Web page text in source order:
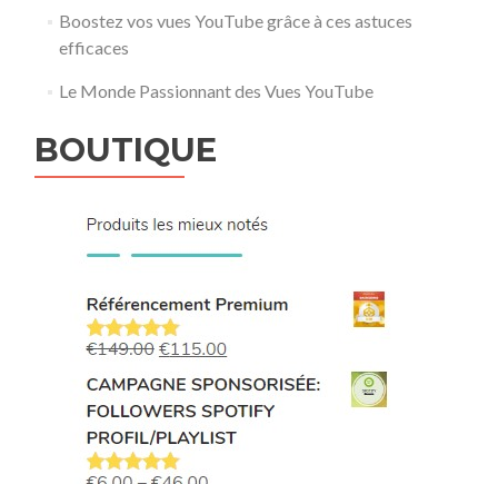
Boostez vos vues YouTube grâce à ces astuces
efficaces
Le Monde Passionnant des Vues YouTube
BOUTIQUE